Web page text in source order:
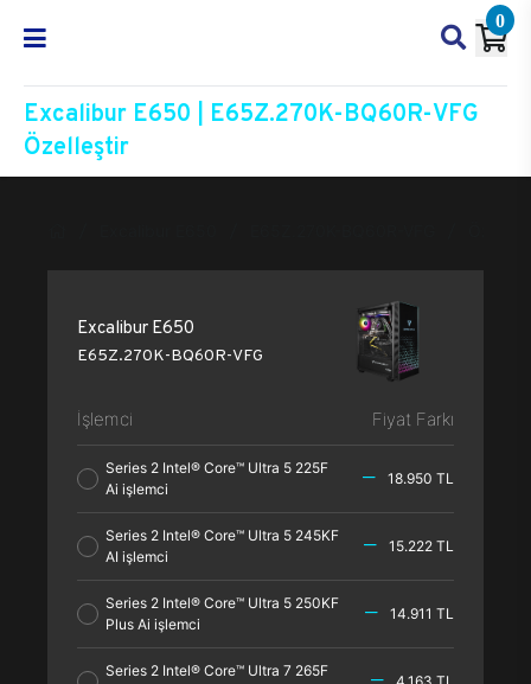
0
Excalibur E650 | E65Z.270K-BQ60R-VFG
Özelleştir
Excalibur E650
E65Z.270K-BQ60R-VFG
İşlemci Fiyat Farkı
Series 2 Intel® Core™ Ultra 5 225F
Ai işlemci
18.950 TL
Series 2 Intel® Core™ Ultra 5 245KF
AI işlemci
15.222 TL
Series 2 Intel® Core™ Ultra 5 250KF
Plus Ai işlemci
14.911 TL
Series 2 Intel® Core™ Ultra 7 265F